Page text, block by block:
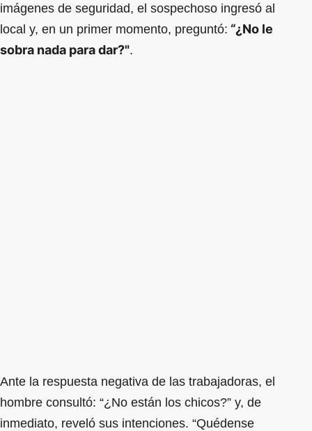
imágenes de seguridad, el sospechoso ingresó al
local y, en un primer momento, preguntó: “¿No le
sobra nada para dar?".
Ante la respuesta negativa de las trabajadoras, el
hombre consultó: “¿No están los chicos?” y, de
inmediato, reveló sus intenciones. “Quédense